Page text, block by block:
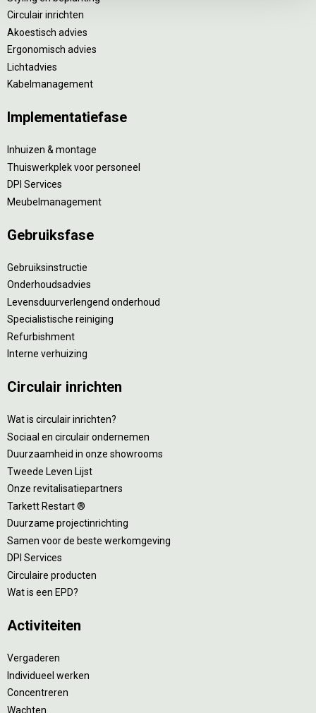
Circulair inrichten
Akoestisch advies
Ergonomisch advies
Lichtadvies
Kabelmanagement
Implementatiefase
Inhuizen & montage
Thuiswerkplek voor personeel
DPI Services
Meubelmanagement
Gebruiksfase
Gebruiksinstructie
Onderhoudsadvies
Levensduurverlengend onderhoud
Specialistische reiniging
Refurbishment
Interne verhuizing
Circulair inrichten
Wat is circulair inrichten?
Sociaal en circulair ondernemen
Duurzaamheid in onze showrooms
Tweede Leven Lijst
Onze revitalisatiepartners
Tarkett Restart ®
Duurzame projectinrichting
Samen voor de beste werkomgeving
DPI Services
Circulaire producten
Wat is een EPD?
Activiteiten
Vergaderen
Individueel werken
Concentreren
Wachten